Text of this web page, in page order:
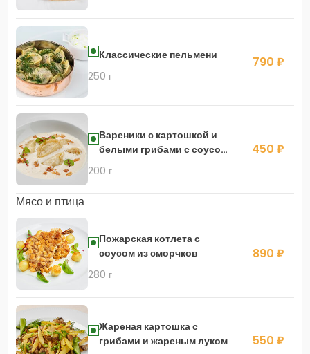
Классические пельмени
250 г
790 ₽
Вареники с картошкой и
белыми грибами с соусом
из топлёного молока
200 г
450 ₽
Мясо и птица
Пожарская котлета с
соусом из сморчков
280 г
890 ₽
Жареная картошка с
грибами и жареным луком
550 ₽